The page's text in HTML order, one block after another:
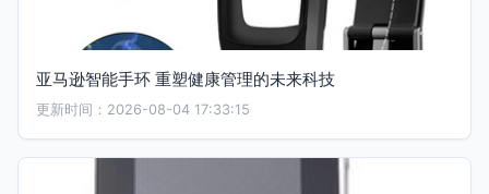
亚马逊智能手环 重塑健康管理的未来科技
更新时间：2026-08-04 17:33:15